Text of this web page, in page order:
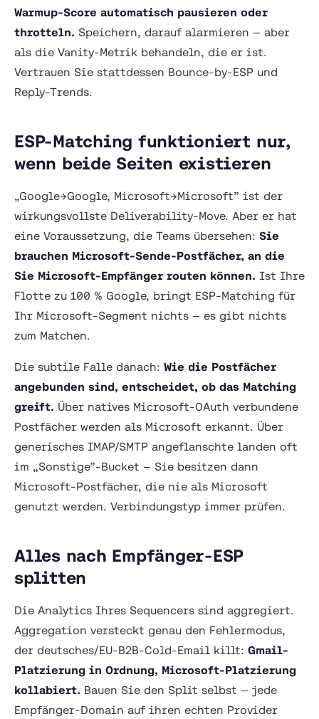
Warmup-Score automatisch pausieren oder
throtteln. Speichern, darauf alarmieren — aber
als die Vanity-Metrik behandeln, die er ist.
Vertrauen Sie stattdessen Bounce-by-ESP und
Reply-Trends.
ESP-Matching funktioniert nur,
wenn beide Seiten existieren
„Google→Google, Microsoft→Microsoft” ist der
wirkungsvollste Deliverability-Move. Aber er hat
eine Voraussetzung, die Teams übersehen: Sie
brauchen Microsoft-Sende-Postfächer, an die
Sie Microsoft-Empfänger routen können. Ist Ihre
Flotte zu 100 % Google, bringt ESP-Matching für
Ihr Microsoft-Segment nichts — es gibt nichts
zum Matchen.
Die subtile Falle danach: Wie die Postfächer
angebunden sind, entscheidet, ob das Matching
greift. Über natives Microsoft-OAuth verbundene
Postfächer werden als Microsoft erkannt. Über
generisches IMAP/SMTP angeflanschte landen oft
im „Sonstige”-Bucket — Sie besitzen dann
Microsoft-Postfächer, die nie als Microsoft
genutzt werden. Verbindungstyp immer prüfen.
Alles nach Empfänger-ESP
splitten
Die Analytics Ihres Sequencers sind aggregiert.
Aggregation versteckt genau den Fehlermodus,
der deutsches/EU-B2B-Cold-Email killt: Gmail-
Platzierung in Ordnung, Microsoft-Platzierung
kollabiert. Bauen Sie den Split selbst — jede
Empfänger-Domain auf ihren echten Provider